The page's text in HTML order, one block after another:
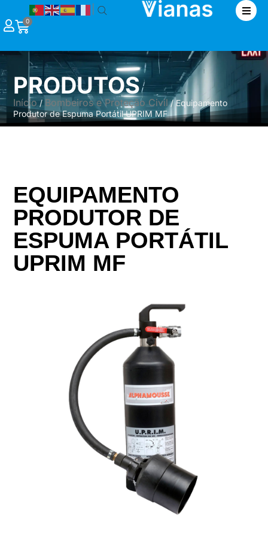
0
PRODUTOS
Início/ Bombeiros e Proteção Civil/ Equipamento
Produtor de Espuma Portátil UPRIM MF
EQUIPAMENTO
PRODUTOR DE
ESPUMA PORTÁTIL
UPRIM MF